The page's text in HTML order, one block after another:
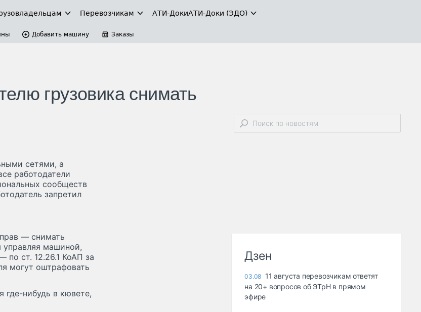
Перевозчикам АТИ-ДокиАТИ-Доки (ЭДО)
Добавить машину Заказы
грузовика снимать
сетями, а
работодатели
сообществ
запретил
— снимать
управляя машиной,
по ст. 12.26.1 КоАП за
могут оштрафовать
нибудь в кювете,
Дзен
03.08 11 августа перевозчикам ответят
на 20+ вопросов об ЭТрН в прямом
эфире